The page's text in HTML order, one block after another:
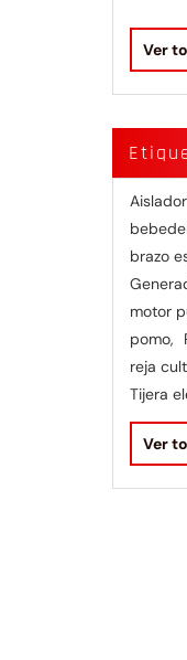
Ver
brazo
motor
pomo,
reja
Tijera
Ver